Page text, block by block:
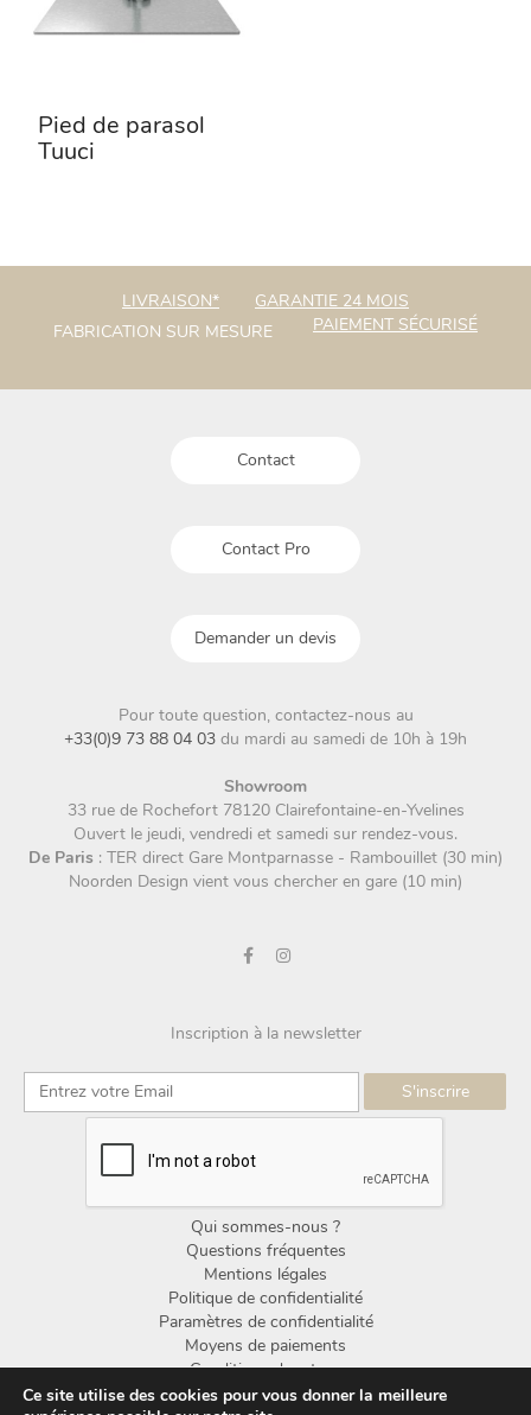
Pied de parasol
Tuuci
LIVRAISON*
GARANTIE 24 MOIS
FABRICATION SUR MESURE
PAIEMENT SÉCURISÉ
Contact
Contact Pro
Demander un devis
Pour toute question, contactez-nous au
+33(0)9 73 88 04 03 du mardi au samedi de 10h à 19h
Showroom
33 rue de Rochefort 78120 Clairefontaine-en-Yvelines
Ouvert le jeudi, vendredi et samedi sur rendez-vous.
De Paris : TER direct Gare Montparnasse - Rambouillet (30 min)
Noorden Design vient vous chercher en gare (10 min)
Inscription à la newsletter
Qui sommes-nous ?
Questions fréquentes
Mentions légales
Politique de confidentialité
Paramètres de confidentialité
Moyens de paiements
Conditions de retour
Conditions générales de vente
Ce site utilise des cookies pour vous donner la meilleure